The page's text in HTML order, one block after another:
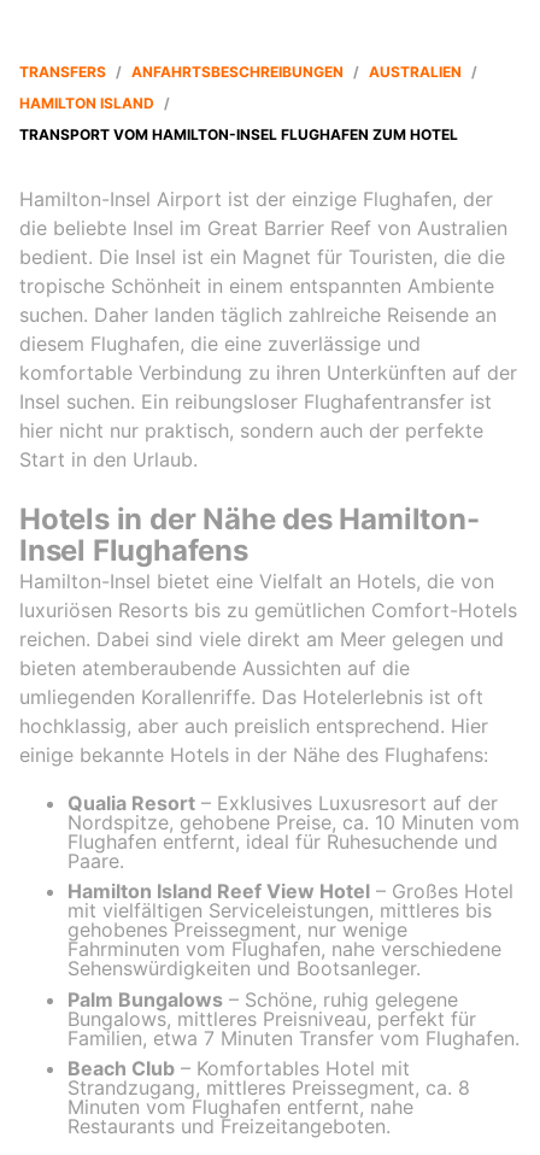
TRANSFERS / ANFAHRTSBESCHREIBUNGEN / AUSTRALIEN /
HAMILTON ISLAND /
TRANSPORT VOM HAMILTON-INSEL FLUGHAFEN ZUM HOTEL
Hamilton-Insel Airport ist der einzige Flughafen, der
die beliebte Insel im Great Barrier Reef von Australien
bedient. Die Insel ist ein Magnet für Touristen, die die
tropische Schönheit in einem entspannten Ambiente
suchen. Daher landen täglich zahlreiche Reisende an
diesem Flughafen, die eine zuverlässige und
komfortable Verbindung zu ihren Unterkünften auf der
Insel suchen. Ein reibungsloser Flughafentransfer ist
hier nicht nur praktisch, sondern auch der perfekte
Start in den Urlaub.
Hotels in der Nähe des Hamilton-
Insel Flughafens
Hamilton-Insel bietet eine Vielfalt an Hotels, die von
luxuriösen Resorts bis zu gemütlichen Comfort-Hotels
reichen. Dabei sind viele direkt am Meer gelegen und
bieten atemberaubende Aussichten auf die
umliegenden Korallenriffe. Das Hotelerlebnis ist oft
hochklassig, aber auch preislich entsprechend. Hier
einige bekannte Hotels in der Nähe des Flughafens:
Qualia Resort – Exklusives Luxusresort auf der
Nordspitze, gehobene Preise, ca. 10 Minuten vom
Flughafen entfernt, ideal für Ruhesuchende und
Paare.
Hamilton Island Reef View Hotel – Großes Hotel
mit vielfältigen Serviceleistungen, mittleres bis
gehobenes Preissegment, nur wenige
Fahrminuten vom Flughafen, nahe verschiedene
Sehenswürdigkeiten und Bootsanleger.
Palm Bungalows – Schöne, ruhig gelegene
Bungalows, mittleres Preisniveau, perfekt für
Familien, etwa 7 Minuten Transfer vom Flughafen.
Beach Club – Komfortables Hotel mit
Strandzugang, mittleres Preissegment, ca. 8
Minuten vom Flughafen entfernt, nahe
Restaurants und Freizeitangeboten.